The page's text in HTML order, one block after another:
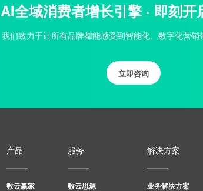
AI全域消费者增长引擎 · 即刻开
我们致力于让所有品牌都能感受到智能化、数字化营销
立即咨询
产品
数云赢家
服务
数云思源
解决方案
业务解决方案